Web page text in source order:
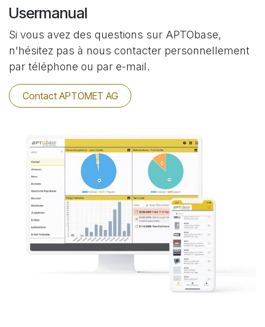
Usermanual
Si vous avez des questions sur APTObase,
n'hésitez pas à nous contacter personnellement
par téléphone ou par e-mail.
Contact APTOMET AG